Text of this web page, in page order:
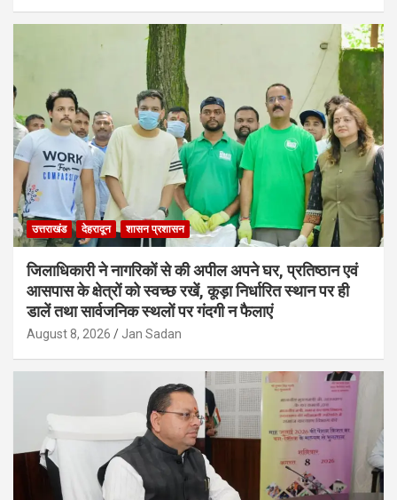
उत्तराखंड देहरादून शासन प्रशासन
जिलाधिकारी ने नागरिकों से की अपील अपने घर, प्रतिष्ठान एवं
आसपास के क्षेत्रों को स्वच्छ रखें, कूड़ा निर्धारित स्थान पर ही
डालें तथा सार्वजनिक स्थलों पर गंदगी न फैलाएं
August 8, 2026 Jan Sadan